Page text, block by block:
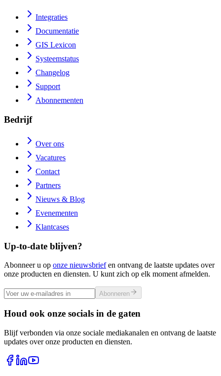
Integraties
Documentatie
GIS Lexicon
Systeemstatus
Changelog
Support
Abonnementen
Bedrijf
Over ons
Vacatures
Contact
Partners
Nieuws & Blog
Evenementen
Klantcases
Up-to-date blijven?
Abonneer u op onze nieuwsbriefen ontvang de laatste updates over
onze producten en diensten. U kunt zich op elk moment afmelden.
Abonneren
Houd ook onze socials in de gaten
Blijf verbonden via onze sociale mediakanalen en ontvang de laatste
updates over onze producten en diensten.